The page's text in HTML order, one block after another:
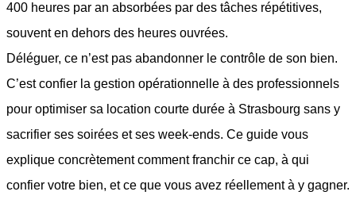
400 heures par an absorbées par des tâches répétitives,
souvent en dehors des heures ouvrées.
Déléguer, ce n’est pas abandonner le contrôle de son bien.
C’est confier la gestion opérationnelle à des professionnels
pour optimiser sa location courte durée à Strasbourg sans y
sacrifier ses soirées et ses week-ends. Ce guide vous
explique concrètement comment franchir ce cap, à qui
confier votre bien, et ce que vous avez réellement à y gagner.